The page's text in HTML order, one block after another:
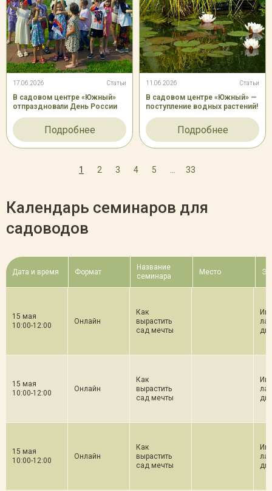
17.06.2026 Статьи
В садовом центре «Южный»
отпраздновали День России
Подробнее
11.06.2026 Статьи
В садовом центре «Южный» —
поступление водных растений!
Подробнее
1 2 3 4 5 33
Календарь семинаров для
садоводов
Дата и время Формат
Название
семинара
Место
15 мая
10:00-12:00
Онлайн
Как
вырастить
сад мечты
15 мая
10:00-12:00
Онлайн
Как
вырастить
сад мечты
15 мая
10:00-12:00
Онлайн
Как
вырастить
сад мечты